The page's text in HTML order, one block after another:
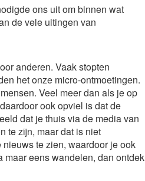
ons uit om binnen wat
de vele uitingen van
anderen. Vaak stopten
het onze micro-ontmoetingen.
Veel meer dan als je op
ook opviel is dat de
dat je thuis via de media van
te zijn, maar dat is niet
te zien, waardoor je ook
maar eens wandelen, dan ontdek